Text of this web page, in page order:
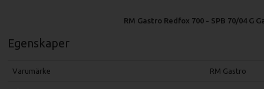
RM Gastro Redfox 700 - SPB 70/04 G
Egenskaper
Varumärke RM Gastro